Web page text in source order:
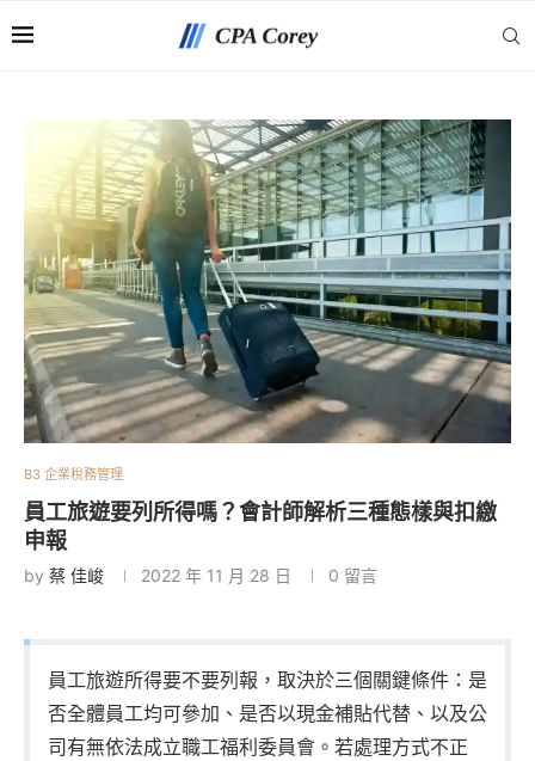
B3 企業稅務管理
員工旅遊要列所得嗎？會計師解析三種態樣與扣繳
申報
by 蔡 佳峻 2022 年 11 月 28 日 0 留言
員工旅遊所得要不要列報，取決於三個關鍵條件：是
否全體員工均可參加、是否以現金補貼代替、以及公
司有無依法成立職工福利委員會。若處理方式不正